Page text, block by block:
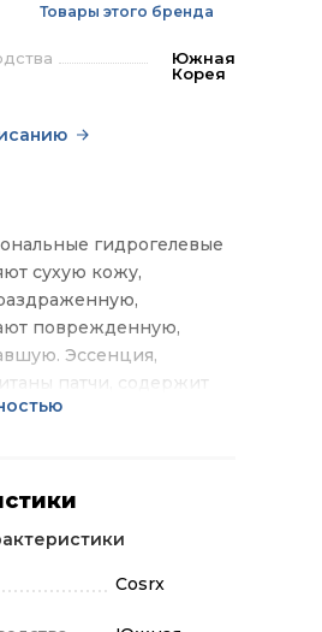
Товары этого бренда
Южная
Корея
гидрогелевые
сухую кожу,
поврежденную,
Эссенция,
патчи, содержит
комплекс
красноту и зуд,
влияние
Применение:
Cosrx